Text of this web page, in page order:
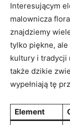
Interesującym
malownicza
znajdziemy
tylko piękne,
kultury i tradycji
także dzikie
⁣wypełniają‍ tę
Element